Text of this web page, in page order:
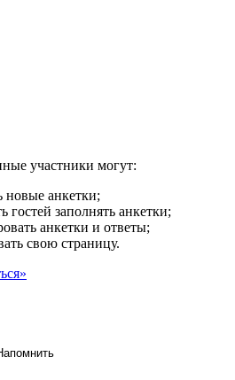
участники могут:
новые анкетки;
гостей заполнять анкетки;
анкетки и ответы;
свою страницу.